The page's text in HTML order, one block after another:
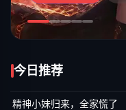
今日推荐
完结
精神小妹归来，全家慌了